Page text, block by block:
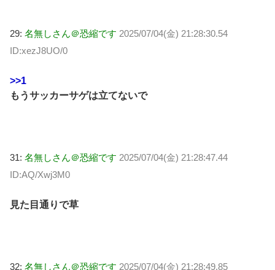
29: 名無しさん＠恐縮です 2025/07/04(金) 21:28:30.54
ID:xezJ8UO/0
>>1
もうサッカーサゲは立てないで
31: 名無しさん＠恐縮です 2025/07/04(金) 21:28:47.44
ID:AQ/Xwj3M0
見た目通りで草
32: 名無しさん＠恐縮です 2025/07/04(金) 21:28:49.85